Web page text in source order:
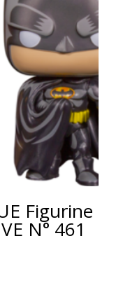
Figurine
N° 461